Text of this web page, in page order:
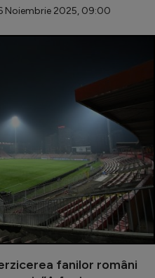
Noiembrie 2025, 09:00
fanilor români